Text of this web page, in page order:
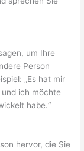
um Ihre
Person
„Es hat mir
ich möchte
habe.“
hervor, die Sie